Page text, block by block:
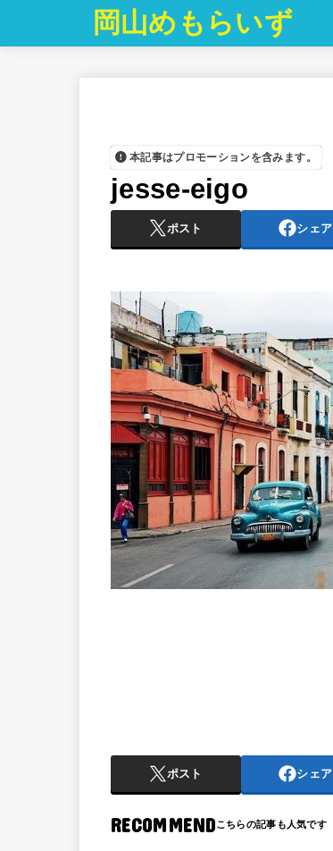
岡山めもらいず
本記事はプロモーションを含みます。
jesse-eigo
ポスト シェア
ポスト シェア
RECOMMEND